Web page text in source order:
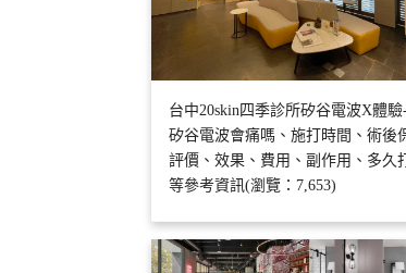
台中20skin四季診所矽谷電波X體
矽谷電波會痛嗎、施打時間、術後
評價、效果、費用、副作用、多久
等參考資訊(瀏覽：7,653)